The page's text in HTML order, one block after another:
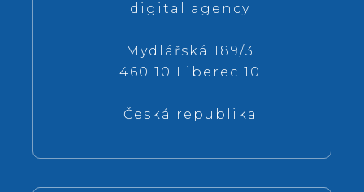
digital agency
Mydlářská 189/3
460 10 Liberec 10
Česká republika